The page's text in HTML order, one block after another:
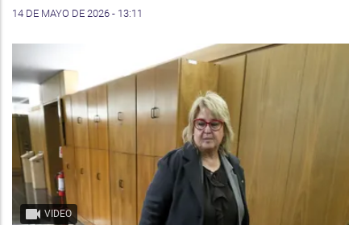
14 DE MAYO DE 2026 - 13:11
VIDEO